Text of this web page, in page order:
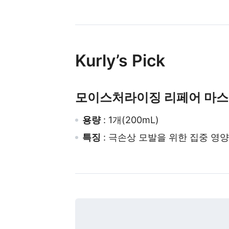
Kurly’s Pick
모이스처라이징 리페어 마
용량: 1개(200mL)
특징 : 극손상 모발을 위한 집중 영